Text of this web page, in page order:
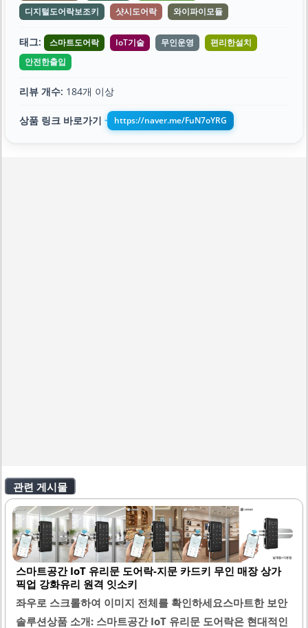
디지털도어락보조키
샷시도어락 와이파이모듈
태그: 스마트도어락 IoT기술 무인운영
편리한설치
안전한출입
리뷰 개수: 184개 이상
상품 링크 바로가기 ➔ https://naver.me/FuN7oYRG
관련 게시물
스마트공간 IoT 유리문 도어락-지문 카드키 무인 매장 상가
픽업 강화유리 원격 잇소키
좌우로 스크롤하여 이미지 전체를 확인하세요스마트한 보안
솔루션상품 소개: 스마트공간 IoT 유리문 도어락은 현대적인